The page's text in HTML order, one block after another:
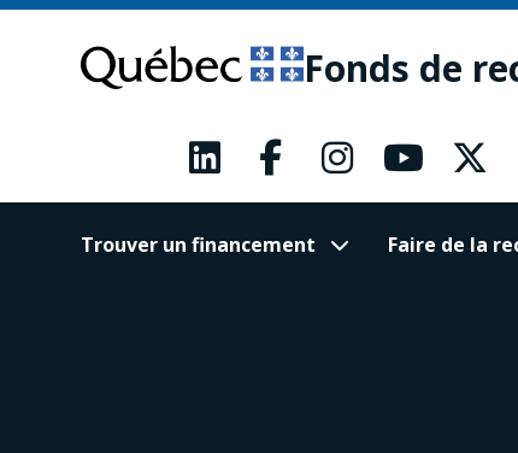
contenu
Fonds de
Trouver un financement Faire de la